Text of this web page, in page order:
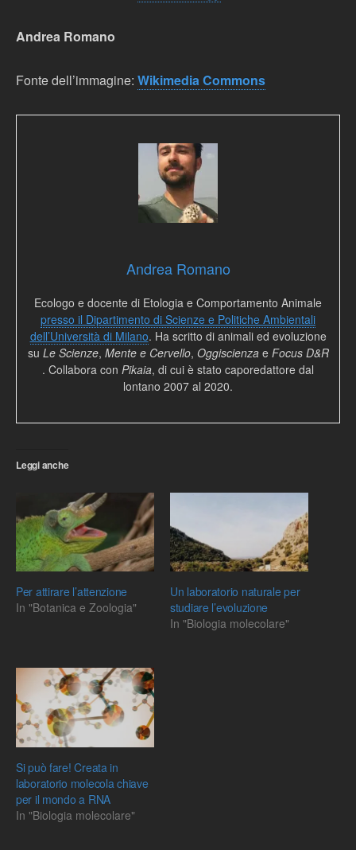
Andrea Romano
Fonte dell’immagine: Wikimedia Commons
Andrea Romano
Ecologo e docente di Etologia e Comportamento Animale
presso il Dipartimento di Scienze e Politiche Ambientali
dell’Università di Milano. Ha scritto di animali ed evoluzione
su Le Scienze, Mente e Cervello, Oggiscienzae Focus D&R
. Collabora con Pikaia, di cui è stato caporedattore dal
lontano 2007 al 2020.
Leggi anche
Per attirare l’attenzione
In "Botanica e Zoologia"
Un laboratorio naturale per
studiare l’evoluzione
In "Biologia molecolare"
Si può fare! Creata in
laboratorio molecola chiave
per il mondo a RNA
In "Biologia molecolare"